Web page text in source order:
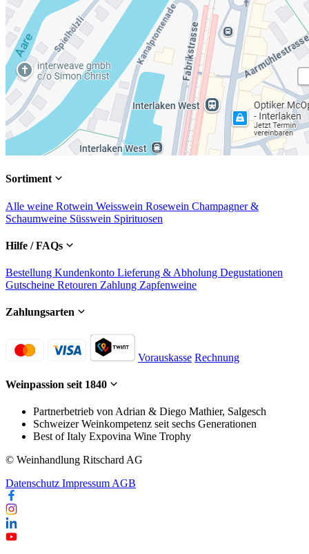
Sortiment
Alle weine Rotwein Weisswein Rosewein Champagner &
Schaumweine Süsswein Spirituosen
Hilfe / FAQs
Bestellung Kundenkonto Lieferung & Abholung Degustationen
Gutscheine Retouren Zahlung Zapfenweine
Zahlungsarten
Vorauskasse Rechnung
Weinpassion seit 1840
Partnerbetrieb von Adrian & Diego Mathier, Salgesch
Schweizer Weinkompetenz seit sechs Generationen
Best of Italy Expovina Wine Trophy
© Weinhandlung Ritschard AG
Datenschutz Impressum AGB